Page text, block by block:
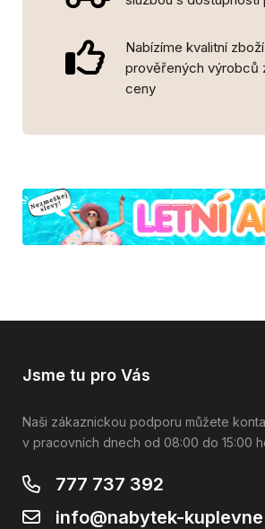
Nabízíme kvalitní
prověřených výrobců
ceny
Jsme tu pro Vás
Naši zákaznickou podporu můžete
v pracovních dnech od 08:00 do 15:00
777 737 392
info@nabytek-